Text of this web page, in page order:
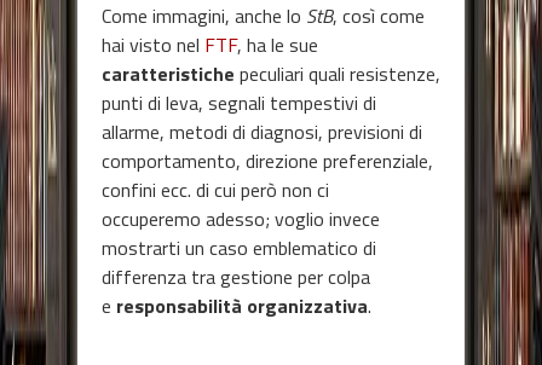
Come immagini, anche lo StB, così come
hai visto nel FTF, ha le sue
caratteristiche peculiari quali resistenze,
punti di leva, segnali tempestivi di
allarme, metodi di diagnosi, previsioni di
comportamento, direzione preferenziale,
confini ecc. di cui però non ci
occuperemo adesso; voglio invece
mostrarti un caso emblematico di
differenza tra gestione per colpa
e responsabilità organizzativa.